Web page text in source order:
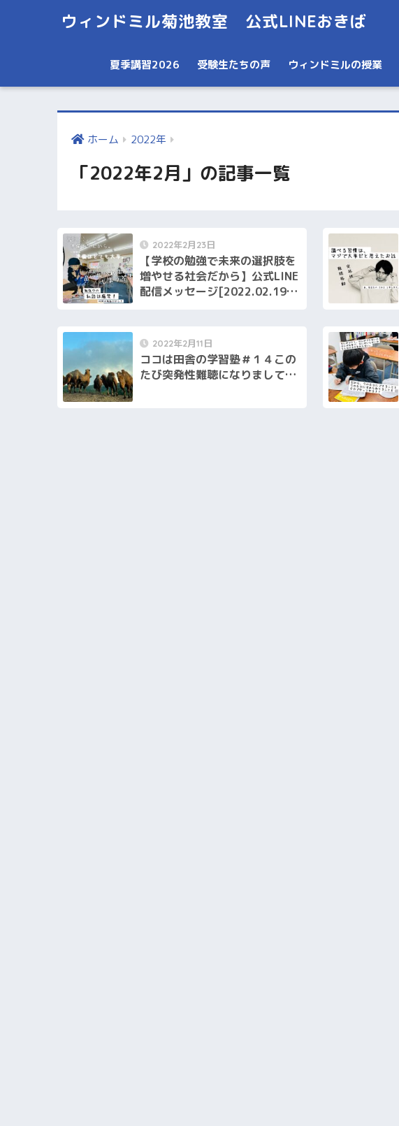
ウィンドミル菊池教室 公式LINEおきば
夏季講習2026 受験生たちの声 ウィンドミルの授業
ホーム 2022年
「2022年2月」の記事一覧
2022年2月23日
【学校の勉強で未来の選択肢を
増やせる社会だから】公式LINE
配信メッセージ[2022.02.19配
2022年2月11日
ココは田舎の学習塾＃１４この
たび突発性難聴になりまして…